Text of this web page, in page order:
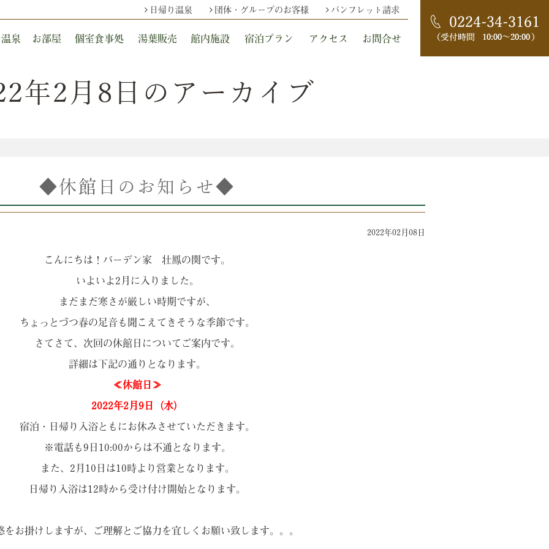
日帰り温泉 団体・グループのお客様 パンフレット請求
温泉 お部屋 個室食事処 湯葉販売 館内施設 宿泊プラン アクセス お問合せ
年2月8日のアーカイブ
◆休館日のお知らせ◆
2022年02月08日
こんにちは！バーデン家 壮鳳の関です。
いよいよ2月に入りました。
まだまだ寒さが厳しい時期ですが、
ちょっとづつ春の足音も聞こえてきそうな季節です。
さてさて、次回の休館日についてご案内です。
詳細は下記の通りとなります。
≪休館日≫
2022年2月9日（水）
宿泊・日帰り入浴ともにお休みさせていただきます。
※電話も9日10:00からは不通となります。
また、2月10日は10時より営業となります。
日帰り入浴は12時から受け付け開始となります。
をお掛けしますが、ご理解とご協力を宜しくお願い致します。。。